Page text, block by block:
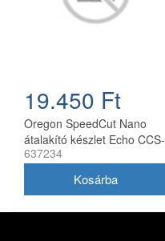
19.450 Ft
Oregon SpeedCut Nano
átalakító készlet Echo CCS-
58V láncfűrészhez 40 cm
637234